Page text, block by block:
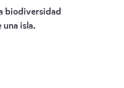
biodiversidad
isla.